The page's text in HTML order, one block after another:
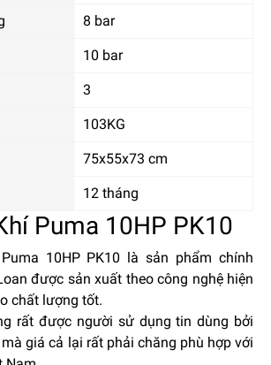
8 bar
10 bar
3
103KG
75x55x73 cm
12 tháng
Puma 10HP PK10
10HP PK10 là sản phẩm chính
được sản xuất theo công nghệ hiện
chất lượng tốt.
rất được người sử dụng tin dùng bởi
giá cả lại rất phải chăng phù hợp với